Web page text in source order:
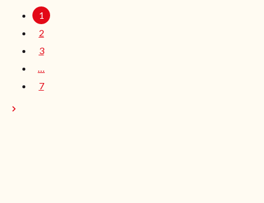
1
2
3
…
7